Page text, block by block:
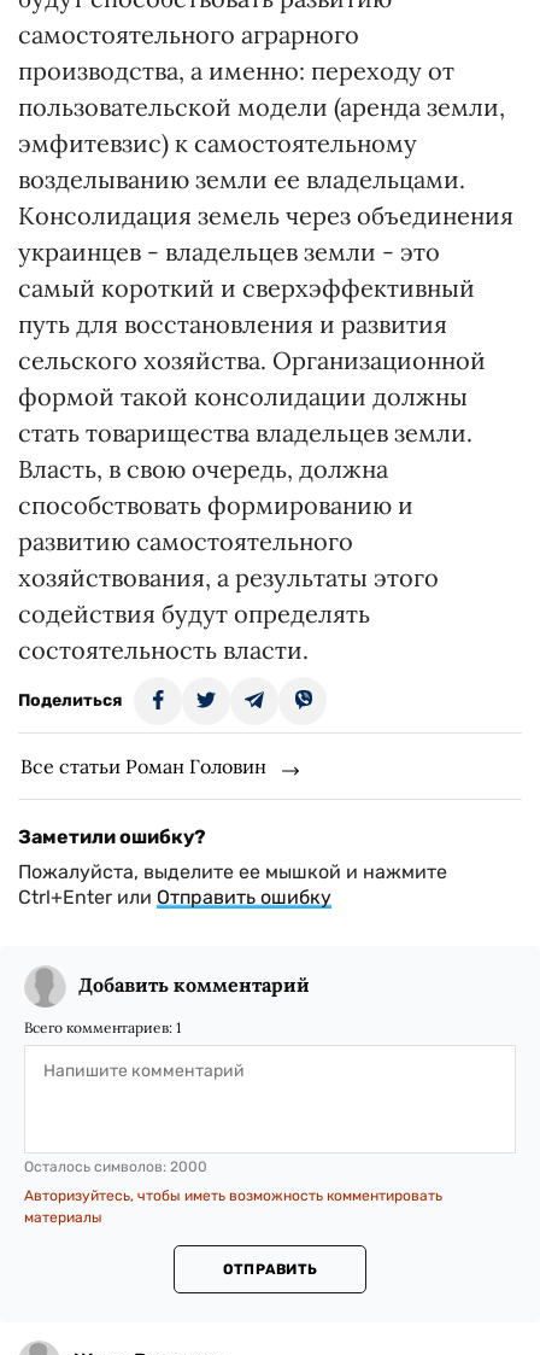
самостоятельного аграрного
производства, а именно: переходу от
пользовательской модели (аренда земли,
эмфитевзис) к самостоятельному
возделыванию земли ее владельцами.
Консолидация земель через объединения
украинцев - владельцев земли - это
самый короткий и сверхэффективный
путь для восстановления и развития
сельского хозяйства. Организационной
формой такой консолидации должны
стать товарищества владельцев земли.
Власть, в свою очередь, должна
способствовать формированию и
развитию самостоятельного
хозяйствования, а результаты этого
содействия будут определять
состоятельность власти.
Поделиться
Все статьи Роман Головин
Заметили ошибку?
Пожалуйста, выделите ее мышкой и нажмите
Ctrl+Enter или Отправить ошибку
Добавить комментарий
Всего комментариев: 1
Осталось символов: 2000
Авторизуйтесь, чтобы иметь возможность комментировать
материалы
ОТПРАВИТЬ